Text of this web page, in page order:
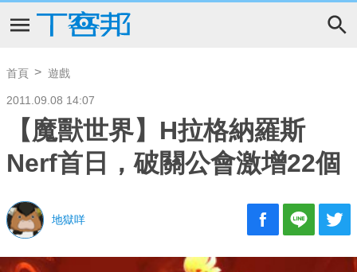
首頁 遊戲
2011.09.08 14:07
【魔獸世界】H拉格納羅斯
Nerf首日，破關公會激增22個
地獄咩